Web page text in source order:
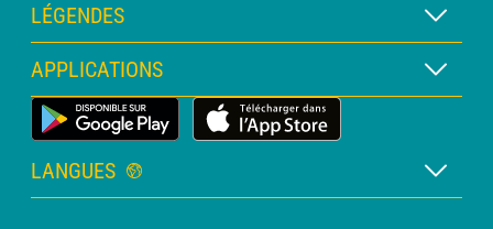
Abonnement METEO Xpert
Abonnement METEO PRO
Consultation avec un prévisionniste
Bulletin PRO
LÉGENDES
Légende des cartes
Légende des pictogrammes
Glossaire
APPLICATIONS
Application Météo Terrestre
LANGUES